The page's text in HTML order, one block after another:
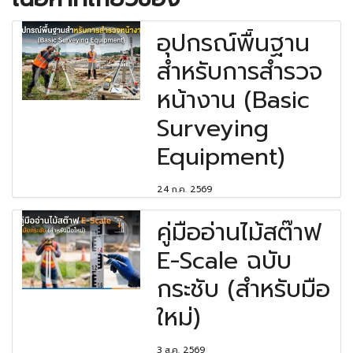
อุปกรณ์พื้นฐาน
สำหรับการสำรวจ
หน้างาน (Basic
Surveying
Equipment)
24 ก.ค. 2569
คู่มืออ่านไม้สต๊าฟ
E-Scale ฉบับ
กระชับ (สำหรับมือ
ใหม่)
3 ส.ค. 2569